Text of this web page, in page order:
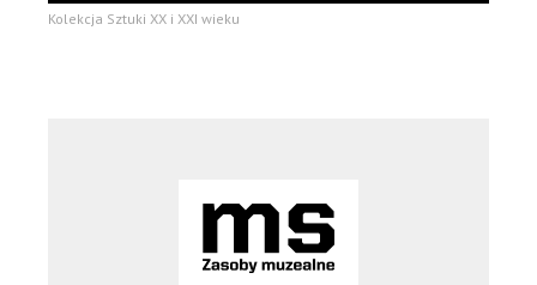
Kolekcja Sztuki XX i XXI wieku